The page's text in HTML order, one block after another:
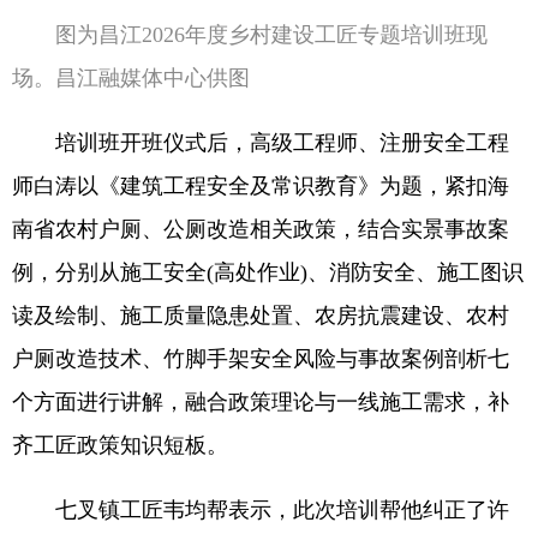
图为昌江2026年度乡村建设工匠专题培训班现
场。昌江融媒体中心供图
培训班开班仪式后，高级工程师、注册安全工程
师白涛以《建筑工程安全及常识教育》为题，紧扣海
南省农村户厕、公厕改造相关政策，结合实景事故案
例，分别从施工安全(高处作业)、消防安全、施工图识
读及绘制、施工质量隐患处置、农房抗震建设、农村
户厕改造技术、竹脚手架安全风险与事故案例剖析七
个方面进行讲解，融合政策理论与一线施工需求，补
齐工匠政策知识短板。
七叉镇工匠韦均帮表示，此次培训帮他纠正了许